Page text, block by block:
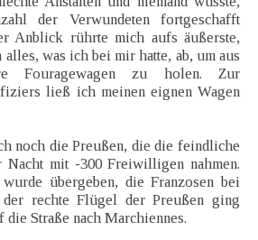
der Verwundeten fortgeschafft
Anblick rührte mich aufs äußerste,
was ich bei mir hatte, ab, um aus
Fouragewagen zu holen. Zur
ließ ich meinen eignen Wagen
noch die Preußen, die die feindliche
Nacht mit -300 Freiwilligen nahmen.
übergeben, die Franzosen bei
der rechte Flügel der Preußen ging
die Straße nach Marchiennes.